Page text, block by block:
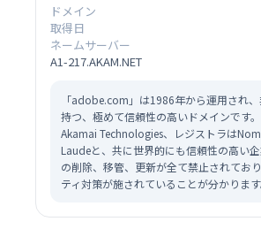
ドメイン
取得日
ネームサーバー
A1-217.AKAM.NET
「adobe.com」は1986年から運用され
持つ、極めて信頼性の高いドメインです
Akamai Technologies、レジストラは
Laudeと、共に世界的にも信頼性の高い
の削除、移管、更新が全て禁止されてお
ティ対策が施されていることが分かります